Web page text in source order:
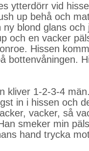
ytterdörr vid
up behå och
blond glans och
och en vacker
Hissen
bottenvåningen.
kliver 1-2-3-4
in i hissen och
vacker, så
smeker min
hand trycka